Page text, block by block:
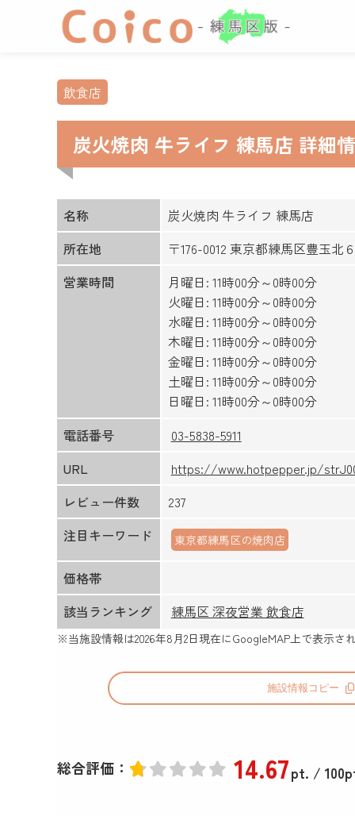
飲食店
炭火焼肉 牛ライフ 練馬店 詳細
名称
炭火焼肉 牛ライフ 練馬店
所在地
〒176-0012 東京都練馬区豊玉
営業時間
月曜日: 11時00分～0時00分
火曜日: 11時00分～0時00分
水曜日: 11時00分～0時00分
木曜日: 11時00分～0時00分
金曜日: 11時00分～0時00分
土曜日: 11時00分～0時00分
日曜日: 11時00分～0時00分
電話番号
03-5838-5911
URL
https://www.hotpepper.jp/
レビュー件数
237
注目キーワード
東京都練馬区の焼肉店
価格帯
該当ランキング
練馬区 深夜営業 飲食店
※当施設情報は2026年8月2日現在にGoogleMAP上で表示さ
施設情報コピー
総合評価： 14.67pt. /